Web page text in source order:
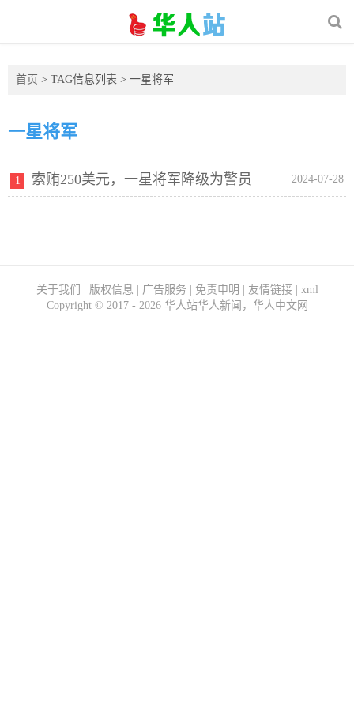
首页 > TAG信息列表 > 一星将军
一星将军
2024-07-28
1 索贿250美元，一星将军降级为警员
关于我们 版权信息 广告服务 免责申明 友情链接| xml
Copyright © 2017 - 2026 华人站华人新闻，华人中文网